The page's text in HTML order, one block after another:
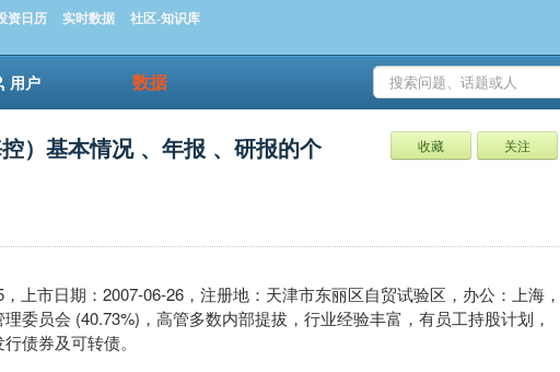
资日历 实时数据 社区-知识库
用户 数据
）基本情况 、年报 、研报的个
收藏 关注
上市日期：2007-06-26，注册地：天津市东丽区自贸试验区，办公：上海，
委员会 (40.73%)，高管多数内部提拔，行业经验丰富，有员工持股计划，
债券及可转债。